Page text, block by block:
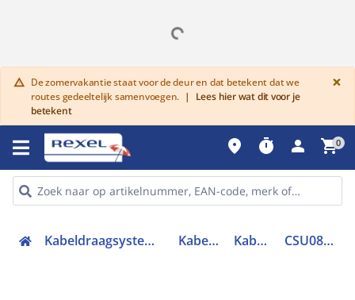
warning De zomervakantie staat voor de deur en dat betekent dat we
routes gedeeltelijk samenvoegen. |
Lees hier wat dit voor je
betekent
×
place timer person shopping_cart0
Kabeldraagsystemen en goten Kabelgoten Kabelgoot CSU08602204